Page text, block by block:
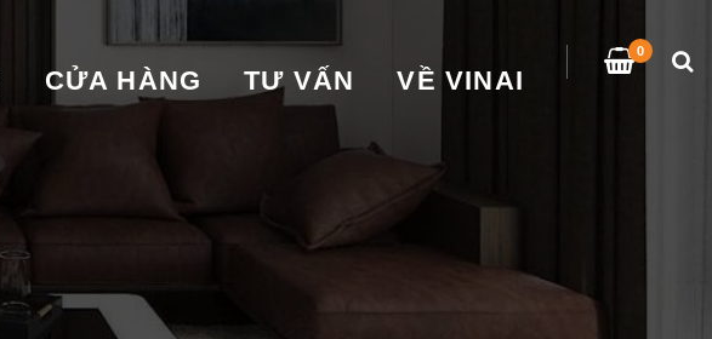
CỬA HÀNG TƯ VẤN VỀ VINAI
0